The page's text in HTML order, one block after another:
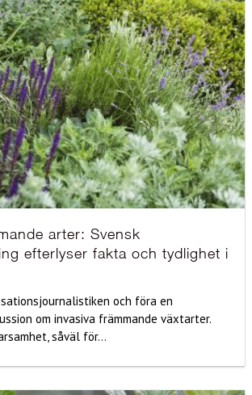
arter: Svensk
efterlyser fakta och tydlighet i
och föra en
om invasiva främmande växtarter.
såväl för...